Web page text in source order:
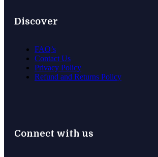
Discover
FAQ’s
Contact Us
Privacy Policy
Refund and Returns Policy
Connect with us